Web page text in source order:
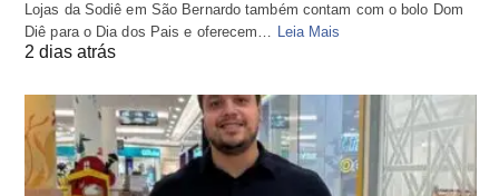
Lojas da Sodiê em São Bernardo também contam com o bolo Dom
Diê para o Dia dos Pais e oferecem… Leia Mais
2 dias atrás